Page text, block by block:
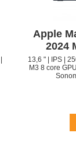
Apple
2024
13,6 " | IPS |
M3 8 core